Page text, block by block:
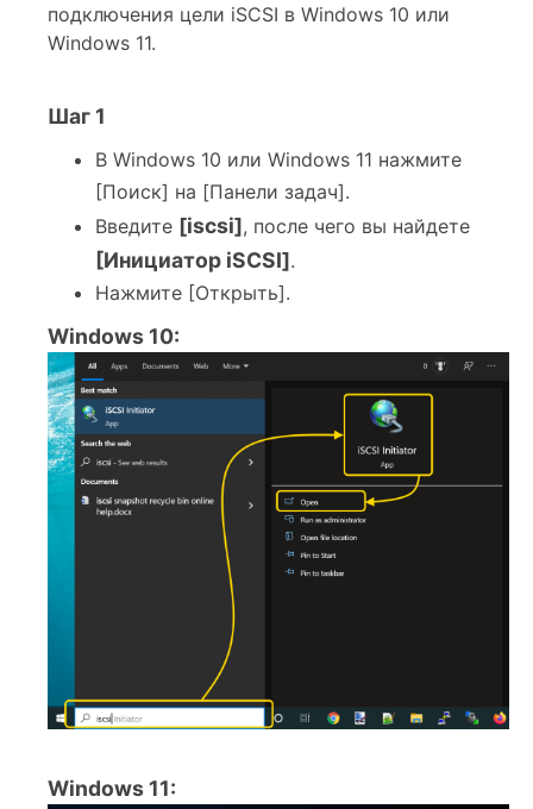
подключения цели iSCSI в Windows 10 или
Windows 11.
Шаг 1
В Windows 10 или Windows 11 нажмите
[Поиск] на [Панели задач].
Введите [iscsi], после чего вы найдете
[Инициатор iSCSI].
Нажмите [Открыть].
Windows 10:
Windows 11: